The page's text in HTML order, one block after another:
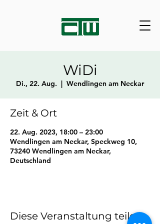
WiDi
Di., 22. Aug.
  |
Wendlingen am Neckar
Zeit & Ort
22. Aug. 2023, 18:00 – 23:00
Wendlingen am Neckar, Speckweg 10,
73240 Wendlingen am Neckar,
Deutschland
Diese Veranstaltung teilen